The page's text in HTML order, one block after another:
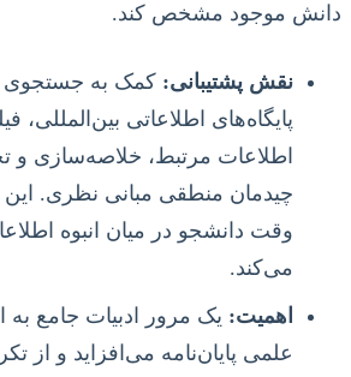
دانش موجود مشخص کند.
نقش پشتیبانی: کمک به جستجوی
پایگاه‌های اطلاعاتی بین‌المللی،
اطلاعات مرتبط، خلاصه‌سازی و
چیدمان منطقی مبانی نظری. این
وقت دانشجو در میان انبوه
می‌کند.
اهمیت: یک مرور ادبیات جامع به
علمی پایان‌نامه می‌افزاید و از